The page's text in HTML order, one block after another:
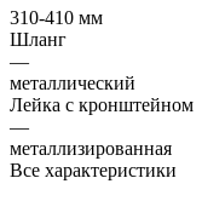
310-410 мм
Шланг
—
металлический
Лейка с кронштейном
—
металлизированная
Все характеристики